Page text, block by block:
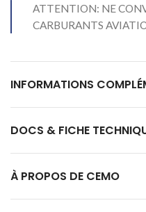
ATTENTION: NE
CARBURANTS
INFORMATIONS
DOCS & FICHE
À PROPOS DE CEMO